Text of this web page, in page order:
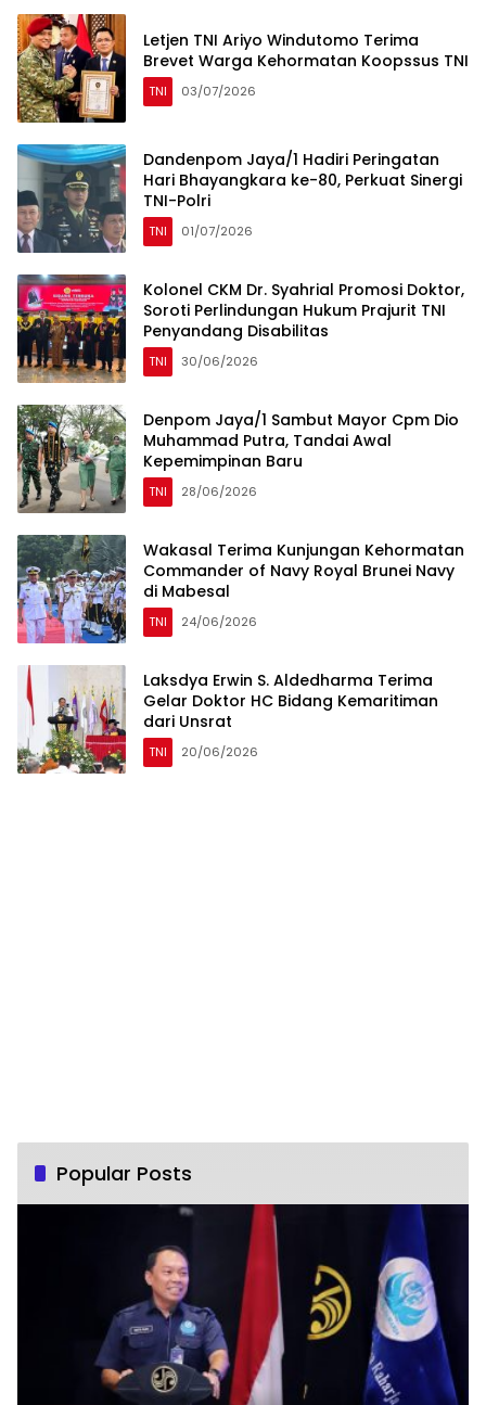
Letjen TNI Ariyo Windutomo Terima
Brevet Warga Kehormatan Koopssus TNI
TNI 03/07/2026
Dandenpom Jaya/1 Hadiri Peringatan
Hari Bhayangkara ke-80, Perkuat Sinergi
TNI-Polri
TNI 01/07/2026
Kolonel CKM Dr. Syahrial Promosi Doktor,
Soroti Perlindungan Hukum Prajurit TNI
Penyandang Disabilitas
TNI 30/06/2026
Denpom Jaya/1 Sambut Mayor Cpm Dio
Muhammad Putra, Tandai Awal
Kepemimpinan Baru
TNI 28/06/2026
Wakasal Terima Kunjungan Kehormatan
Commander of Navy Royal Brunei Navy
di Mabesal
TNI 24/06/2026
Laksdya Erwin S. Aldedharma Terima
Gelar Doktor HC Bidang Kemaritiman
dari Unsrat
TNI 20/06/2026
Popular Posts